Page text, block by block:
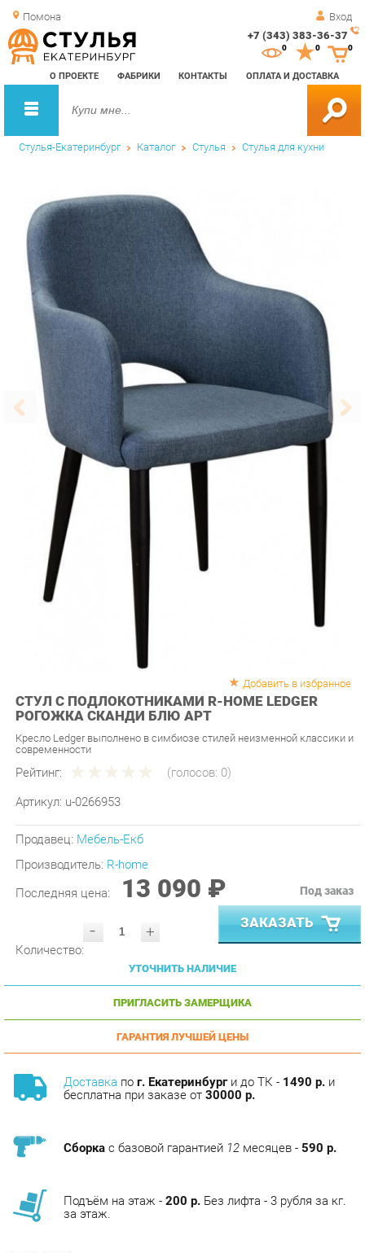
Помона Вход
+7 (343) 383-36-37
О ПРОЕКТЕ ФАБРИКИ КОНТАКТЫ ОПЛАТА И ДОСТАВКА
0 0
Стулья-Екатеринбург Каталог Стулья Стулья для кухни
СТУЛ С ПОДЛОКОТНИКАМИ R-HOME LEDGER
Кресло Ledger выполнено в симбиозе стилей неизменной классики и
современности
Рейтинг: (голосов:0)
Артикул: u-0266953
Продавец:Мебель-Екб
Производитель:R-home
Последняя цена: 13 090 ₽
- +
ЗАКАЗАТЬ
УТОЧНИТЬ НАЛИЧИЕ
ПРИГЛАСИТЬ ЗАМЕРЩИКА
пог. Екатеринбурги до ТК -
бесплатна при заказе от30000 р.
Сборкас базовой гарантией12месяцев -
Подъём на этаж -200 р.Без лифта - 3 рубля за кг.
АНАЛОГИ